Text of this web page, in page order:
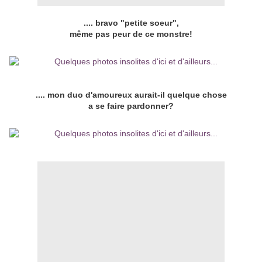
.... bravo "petite soeur",
même pas peur de ce monstre!
.... mon duo d'amoureux aurait-il quelque chose
a se faire pardonner?